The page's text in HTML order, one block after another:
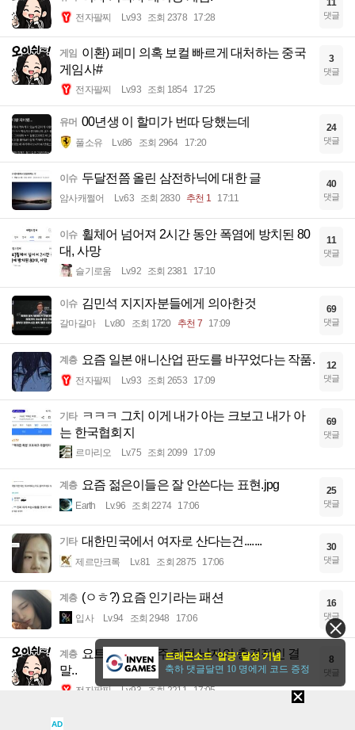
전자팔찌 Lv.93 조회 2378 17:28 댓글
게임 이환) 페미 의혹 보컬 빠르게 대처하는 중국
게임사#
전자팔찌 Lv.93 조회 1854 17:25
3
댓글
유머 00년생 이 할미가 번따 당했는데
풀소유 Lv.86 조회 2964 17:20
24
댓글
이슈 두달전쯤 올린 삼전하닉에 대한 글
암사캐쩔어 Lv.63 조회 2830 추천 1 17:11
40
댓글
이슈 휠체어 넘어져 2시간 동안 폭염에 방치된 80
대, 사망
슬기로움 Lv.92 조회 2381 17:10
11
댓글
이슈 김민석 지지자분들에게 의아한것
갈마갈마 Lv.80 조회 1720 추천 7 17:09
69
댓글
계층 요즘 일본 애니산업 판도를 바꾸었다는 작품.
전자팔찌 Lv.93 조회 2653 17:09
12
댓글
기타
ㅋㅋㅋ 그치 이게 내가 아는 크보고 내가 아
는 한국협회지
르마리오 Lv.75 조회 2099 17:09
69
댓글
계층 요즘 젊은이들은 잘 안쓴다는 표현.jpg
Earth Lv.96 조회 2274 17:06
25
댓글
기타 대한민국에서 여자로 산다는건.......
제르만크록 Lv.81 조회 2875 17:06
30
댓글
계층 (ㅇㅎ?) 요즘 인기라는 패션
입사 Lv.94 조회 2948 17:06
16
댓글
계층 요트로 세계일주 하던 남자의 충격적인 결
말..
전자팔찌 Lv.93 조회 2211 17:05
8
댓글
이슈
AD
드래곤소드 '압긍' 달성 기념
축하 댓글달면 10 명에게 코드 증정